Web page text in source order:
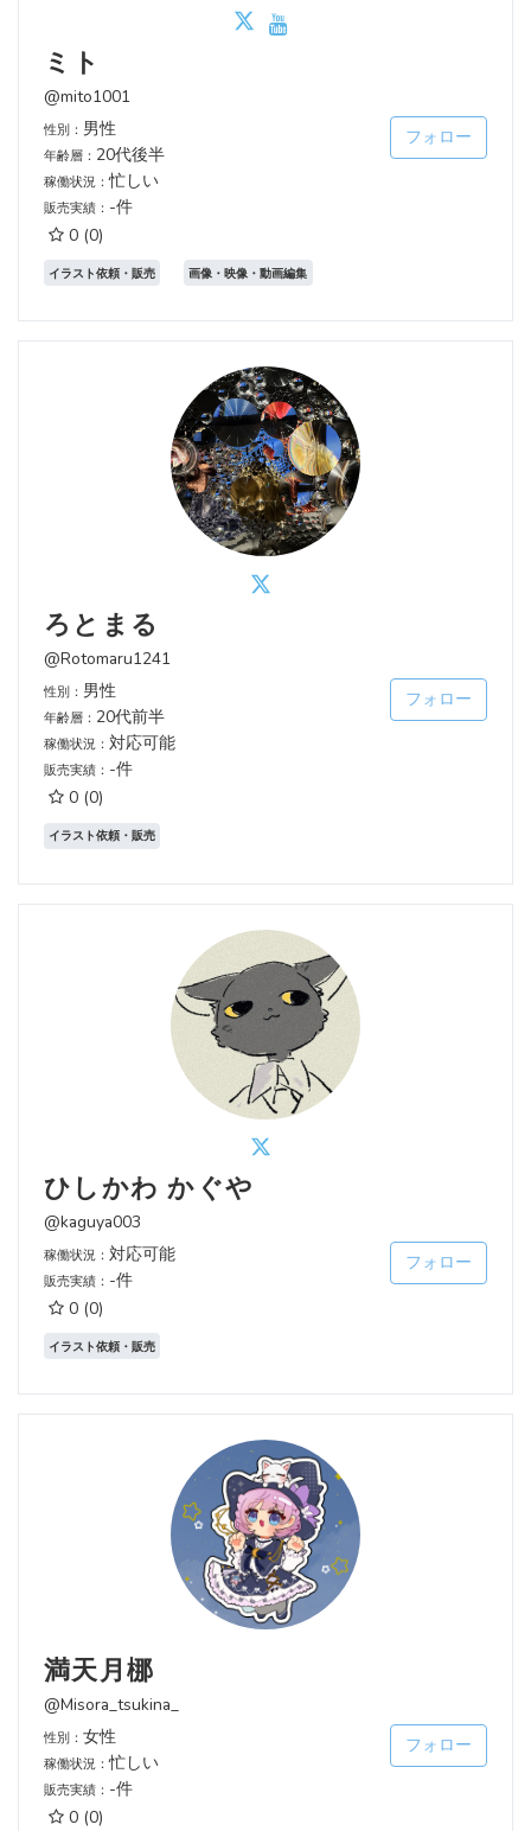
ミト
@mito1001
性別： 男性
年齢層： 20代後半
稼働状況：忙しい
販売実績： -件
0 (0)
フォロー
イラスト依頼・販売 画像・映像・動画編集
ろとまる
@Rotomaru1241
性別： 男性
年齢層： 20代前半
稼働状況： 対応可能
販売実績： -件
0 (0)
フォロー
イラスト依頼・販売
ひしかわ かぐや
@kaguya003
稼働状況： 対応可能
販売実績： -件
0 (0)
フォロー
イラスト依頼・販売
満天月梛
@Misora_tsukina_
性別： 女性
稼働状況：忙しい
販売実績： -件
0 (0)
フォロー